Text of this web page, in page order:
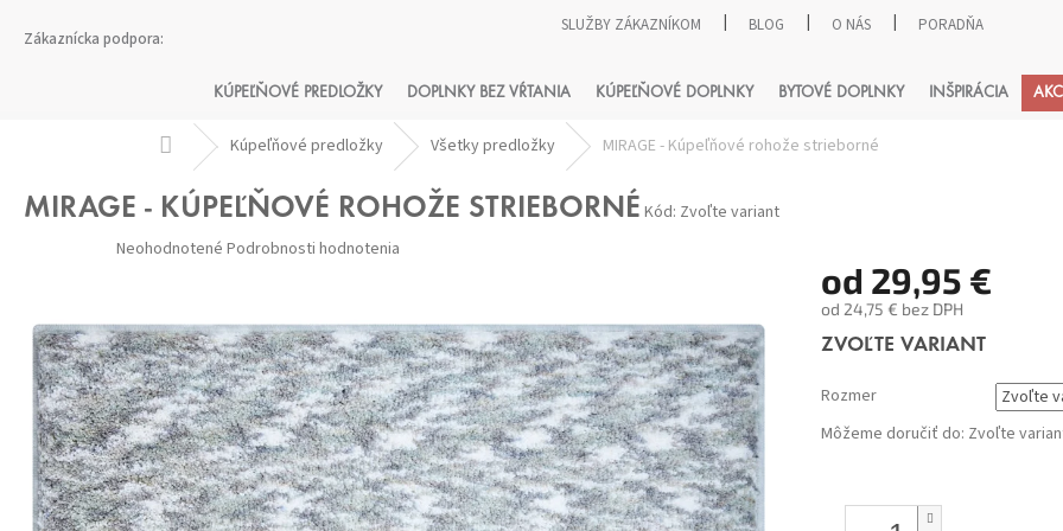
SLUŽBY ZÁKAZNÍKOM BLOG O NÁS PORADŇA
HĽADAŤ
KÚPEĽŇOVÉ PREDLOŽKY DOPLNKY BEZ VŔTANIA KÚPEĽŇOVÉ DOPLNKY BYTOVÉ DOPLNKY INŠPIRÁCIA
DomovKúpeľňové predložky Všetky predložky MIRAGE - Kúpeľňové rohože strieborné
MIRAGE - KÚPEĽŇOVÉ ROHOŽE STRIEBORNÉ Kód: Zvoľte variant
Priemerné
hodnotenie
hviezdičiek.
Neohodnotené Podrobnosti hodnotenia
od 29,95 €
od 24,75 € bez DPH
Jednotková
ZVOĽTE VARIANT
Rozmer
Môžeme doručiť do: Zvoľte